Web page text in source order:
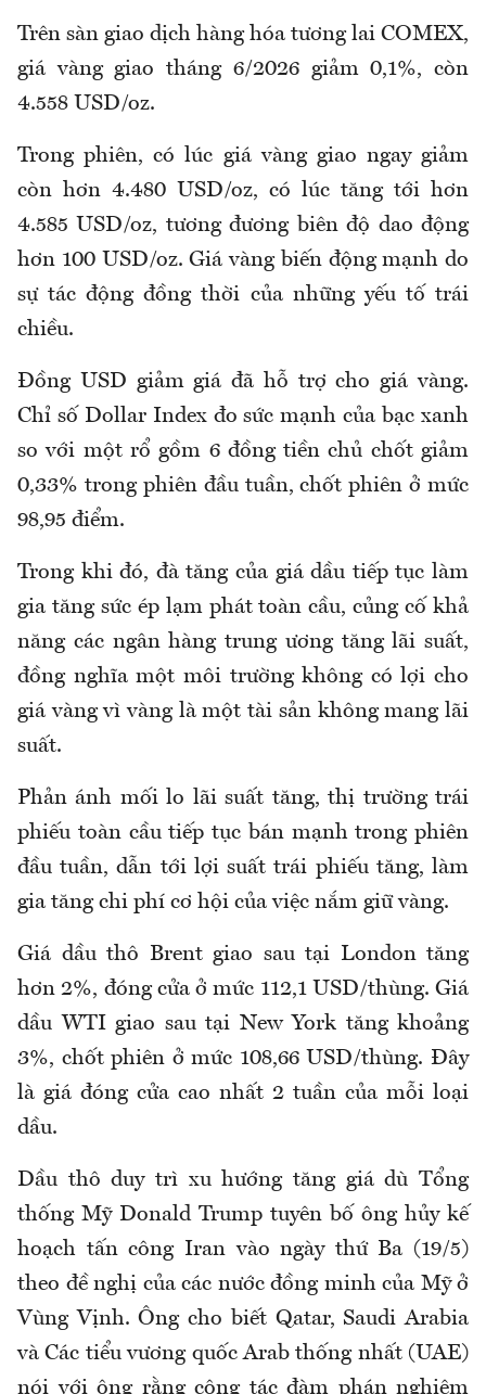
Trên sàn giao dịch hàng hóa tương lai COMEX,
giá vàng giao tháng 6/2026 giảm 0,1%, còn
4.558 USD/oz.
Trong phiên, có lúc giá vàng giao ngay giảm
còn hơn 4.480 USD/oz, có lúc tăng tới hơn
4.585 USD/oz, tương đương biên độ dao động
hơn 100 USD/oz. Giá vàng biến động mạnh do
sự tác động đồng thời của những yếu tố trái
chiều.
Đồng USD giảm giá đã hỗ trợ cho giá vàng.
Chỉ số Dollar Index đo sức mạnh của bạc xanh
so với một rổ gồm 6 đồng tiền chủ chốt giảm
0,33% trong phiên đầu tuần, chốt phiên ở mức
98,95 điểm.
Trong khi đó, đà tăng của giá dầu tiếp tục làm
gia tăng sức ép lạm phát toàn cầu, củng cố khả
năng các ngân hàng trung ương tăng lãi suất,
đồng nghĩa một môi trường không có lợi cho
giá vàng vì vàng là một tài sản không mang lãi
suất.
Phản ánh mối lo lãi suất tăng, thị trường trái
phiếu toàn cầu tiếp tục bán mạnh trong phiên
đầu tuần, dẫn tới lợi suất trái phiếu tăng, làm
gia tăng chi phí cơ hội của việc nắm giữ vàng.
Giá dầu thô Brent giao sau tại London tăng
hơn 2%, đóng cửa ở mức 112,1 USD/thùng. Giá
dầu WTI giao sau tại New York tăng khoảng
3%, chốt phiên ở mức 108,66 USD/thùng. Đây
là giá đóng cửa cao nhất 2 tuần của mỗi loại
dầu.
Dầu thô duy trì xu hướng tăng giá dù Tổng
thống Mỹ Donald Trump tuyên bố ông hủy kế
hoạch tấn công Iran vào ngày thứ Ba (19/5)
theo đề nghị của các nước đồng minh của Mỹ ở
Vùng Vịnh. Ông cho biết Qatar, Saudi Arabia
và Các tiểu vương quốc Arab thống nhất (UAE)
nói với ông rằng công tác đàm phán nghiêm